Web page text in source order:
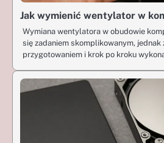
Jak wymienić wentylator w
Wymiana wentylatora w obudowie
się zadaniem skomplikowanym, jednak
przygotowaniem i krok po kroku